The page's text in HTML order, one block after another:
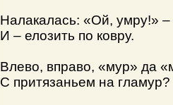
Налакалась: «Ой, умру!» –
И – елозить по ковру.
Влево, вправо, «мур» да
С притязаньем на гламур?